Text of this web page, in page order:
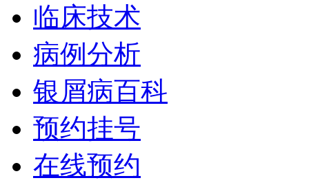
临床技术
病例分析
银屑病百科
预约挂号
在线预约